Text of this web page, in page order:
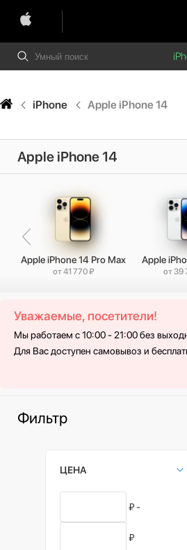
iPhone Apple iPhone 14
Apple iPhone 14
Apple iPhone 14 Pro Max
от 41 770 ₽
Apple
от 39
Уважаемые, посетители!
Мы работаем с 10:00 - 21:00 без
Для Вас доступен самовывоз и
Фильтр
ЦЕНА
₽ -
₽